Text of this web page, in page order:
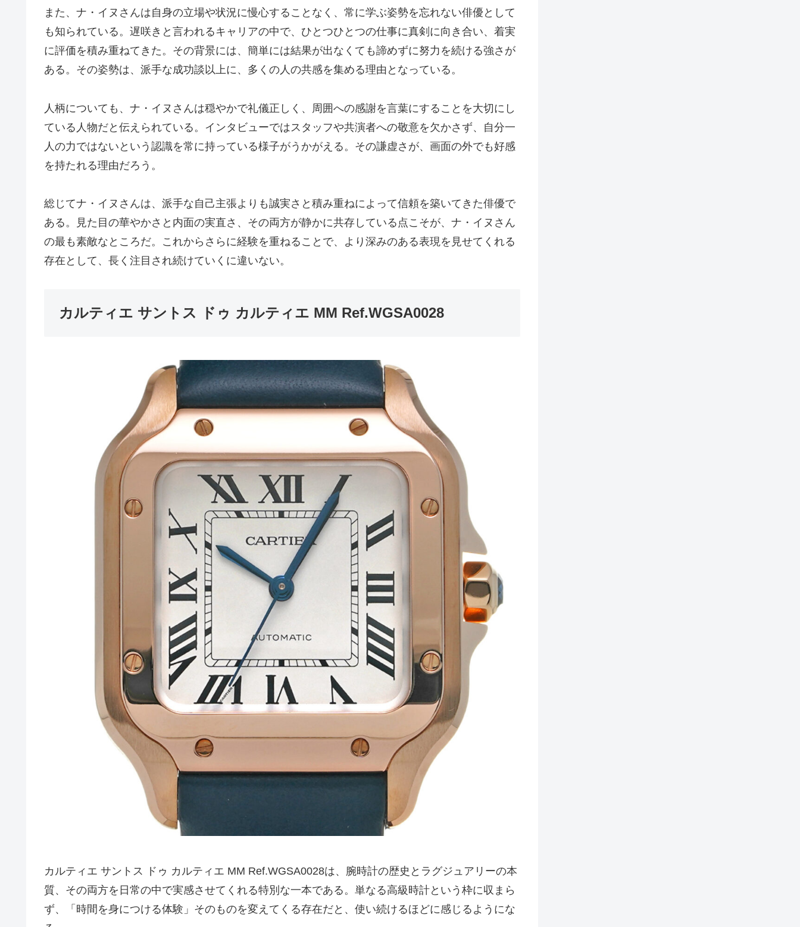
また、ナ・イヌさんは自身の立場や状況に慢心することなく、常に学ぶ姿勢を忘れない俳優として
も知られている。遅咲きと言われるキャリアの中で、ひとつひとつの仕事に真剣に向き合い、着実
に評価を積み重ねてきた。その背景には、簡単には結果が出なくても諦めずに努力を続ける強さが
ある。その姿勢は、派手な成功談以上に、多くの人の共感を集める理由となっている。
人柄についても、ナ・イヌさんは穏やかで礼儀正しく、周囲への感謝を言葉にすることを大切にし
ている人物だと伝えられている。インタビューではスタッフや共演者への敬意を欠かさず、自分一
人の力ではないという認識を常に持っている様子がうかがえる。その謙虚さが、画面の外でも好感
を持たれる理由だろう。
総じてナ・イヌさんは、派手な自己主張よりも誠実さと積み重ねによって信頼を築いてきた俳優で
ある。見た目の華やかさと内面の実直さ、その両方が静かに共存している点こそが、ナ・イヌさん
の最も素敵なところだ。これからさらに経験を重ねることで、より深みのある表現を見せてくれる
存在として、長く注目され続けていくに違いない。
カルティエ サントス ドゥ カルティエ MM Ref.WGSA0028
カルティエ サントス ドゥ カルティエ MM Ref.WGSA0028は、腕時計の歴史とラグジュアリーの本
質、その両方を日常の中で実感させてくれる特別な一本である。単なる高級時計という枠に収まら
ず、「時間を身につける体験」そのものを変えてくる存在だと、使い続けるほどに感じるようにな